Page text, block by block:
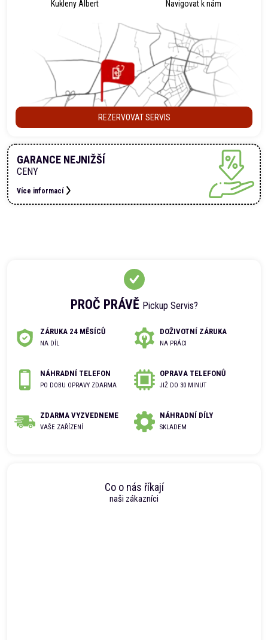
PROČ PRÁVĚ Pickup Servis?
ZÁRUKA 24 MĚSÍCŮ
NA DÍL
DOŽIVOTNÍ ZÁRUKA
NA PRÁCI
NÁHRADNÍ TELEFON
PO DOBU OPRAVY ZDARMA
OPRAVA TELEFONŮ
JIŽ DO 30 MINUT
ZDARMA VYZVEDNEME
VAŠE ZAŘÍZENÍ
NÁHRADNÍ DÍLY
SKLADEM
Co o nás říkají
naši zákazníci
Kukleny Albert Navigovat k nám
REZERVOVAT SERVIS
GARANCE NEJNIŽŠÍ
CENY
Více informací